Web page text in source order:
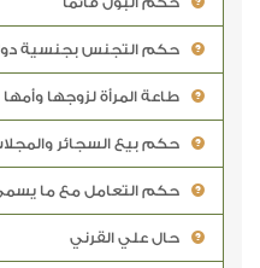
حكم التجنس بجنسية
طاعة المرأة لزوجها وأمها
حكم بيع السجائر
حكم التعامل مع ما يسمى
حال علي القرني